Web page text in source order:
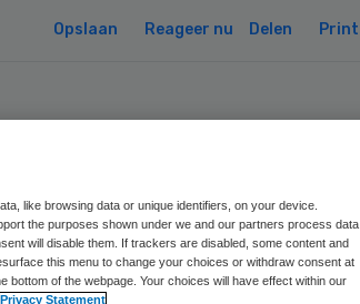
Opslaan Reageer nu Delen Print
like browsing data or unique identifiers, on your device.
the purposes shown under we and our partners process data
will disable them. If trackers are disabled, some content and
this menu to change your choices or withdraw consent at
bottom of the webpage. Your choices will have effect within our
Privacy Statement